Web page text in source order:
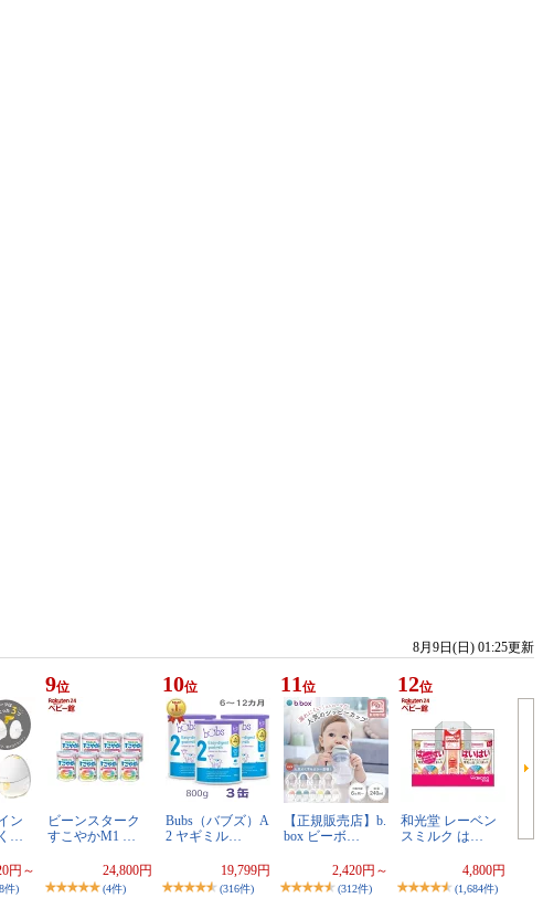
8月9日(日) 01:25更新
ン
…
円～
件)
9位
ビーンスターク
すこやかM1 …
24,800円
(4件)
10位
Bubs（バブズ）A
2 ヤギミル…
19,799円
(316件)
11 位
【正規販売店】b.
box ビーボ…
2,420円～
(312件)
12位
和光堂 レーベン
スミルク は…
4,800円
(1,684件)